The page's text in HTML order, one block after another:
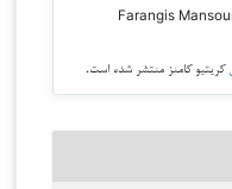
کریتیو کامنز منتشر شده است.